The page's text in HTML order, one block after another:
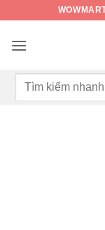
nội
Tìm